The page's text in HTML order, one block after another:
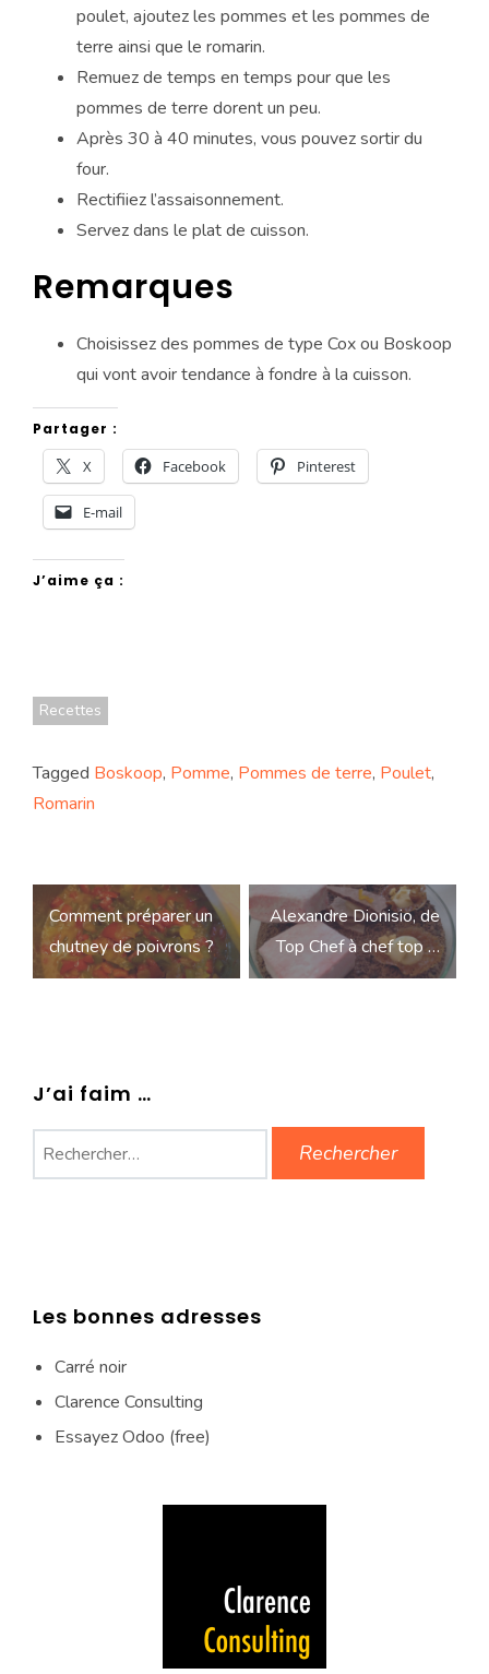
poulet, ajoutez les pommes et les pommes de
terre ainsi que le romarin.
Remuez de temps en temps pour que les
pommes de terre dorent un peu.
Après 30 à 40 minutes, vous pouvez sortir du
four.
Rectifiiez l’assaisonnement.
Servez dans le plat de cuisson.
Remarques
Choisissez des pommes de type Cox ou Boskoop
qui vont avoir tendance à fondre à la cuisson.
Partager :
X Facebook Pinterest
E-mail
J’aime ça :
Recettes
Tagged Boskoop, Pomme, Pommes de terre, Poulet,
Romarin
Navigation
de
l’article
Comment préparer un
chutney de poivrons ?
Alexandre Dionisio, de
Top Chef à chef top …
J’ai faim …
Les bonnes adresses
Carré noir
Clarence Consulting
Essayez Odoo (free)